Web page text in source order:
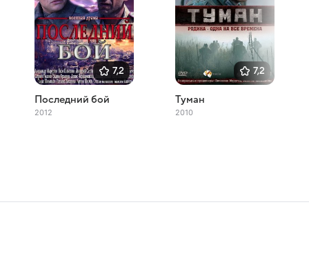
7,2
Последний бой
2012
7,2
Туман
2010